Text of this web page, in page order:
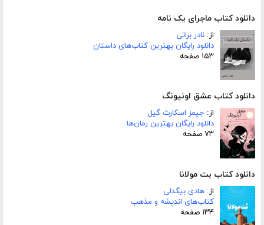
دانلود کتاب ماجرای یک نامه
از: نادر براتی
دانلود رایگان بهترین کتاب‌های داستان
۱۵۳ صفحه
دانلود کتاب عشق اونیونگ
از: جیمز اسکارث گیل
دانلود رایگان بهترین رمان‌ها
۷۳ صفحه
دانلود کتاب بت مولانا
از: هادی بیگدلی
کتاب‌های اندیشه و مذهب
۱۳۴ صفحه